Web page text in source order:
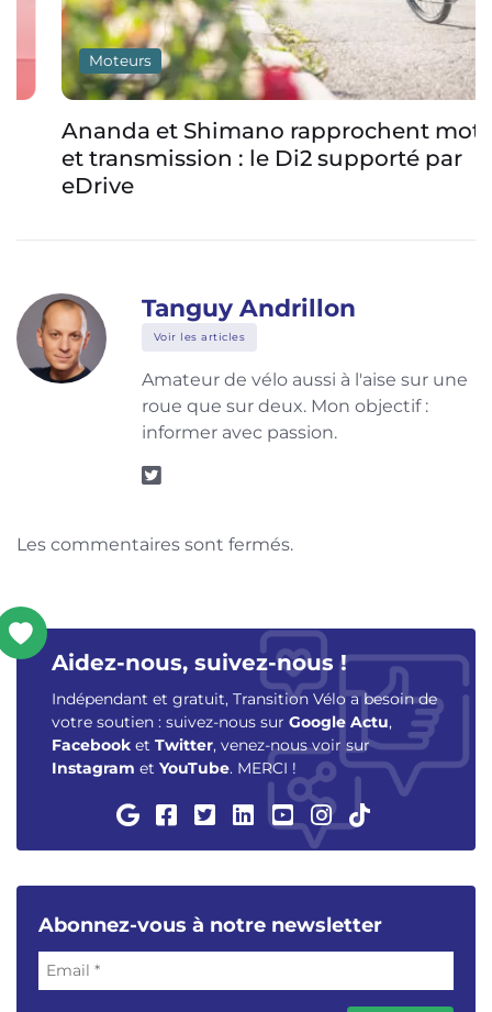
Moteurs
Ananda et Shimano rapprochent moteur
et transmission : le Di2 supporté par
eDrive
Tanguy Andrillon
Voir les articles
Amateur de vélo aussi à l'aise sur une
roue que sur deux. Mon objectif :
informer avec passion.
Les commentaires sont fermés.
Aidez-nous, suivez-nous !
Indépendant et gratuit, Transition Vélo a besoin de
votre soutien : suivez-nous sur Google Actu,
Facebook et Twitter, venez-nous voir sur
Instagram et YouTube. MERCI !
Abonnez-vous à notre newsletter